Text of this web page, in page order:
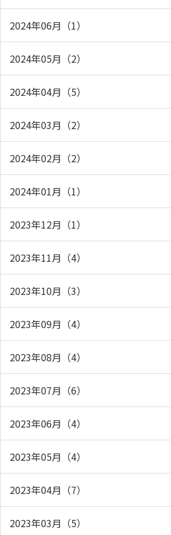
2024年06月（1）
2024年05月（2）
2024年04月（5）
2024年03月（2）
2024年02月（2）
2024年01月（1）
2023年12月（1）
2023年11月（4）
2023年10月（3）
2023年09月（4）
2023年08月（4）
2023年07月（6）
2023年06月（4）
2023年05月（4）
2023年04月（7）
2023年03月（5）